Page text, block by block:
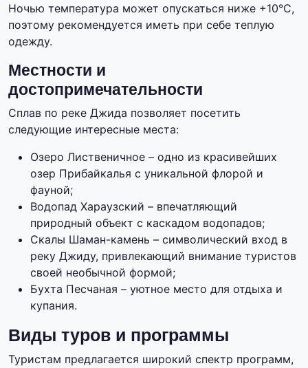
Ночью температура может опускаться ниже +10°C,
поэтому рекомендуется иметь при себе теплую
одежду.
Местности и
достопримечательности
Сплав по реке Джида позволяет посетить
следующие интересные места:
Озеро Лиственичное – одно из красивейших
озер Прибайкалья с уникальной флорой и
фауной;
Водопад Хараузский – впечатляющий
природный объект с каскадом водопадов;
Скалы Шаман-камень – символический вход в
реку Джиду, привлекающий внимание туристов
своей необычной формой;
Бухта Песчаная – уютное место для отдыха и
купания.
Виды туров и программы
Туристам предлагается широкий спектр программ,